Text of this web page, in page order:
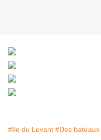
#Ile du Levant #Des bateaux